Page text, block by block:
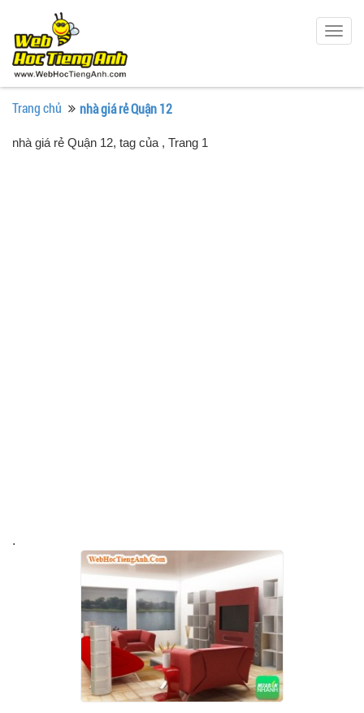
Trang chủ nhà giá rẻ Quận 12
nhà giá rẻ Quận 12, tag của , Trang 1
.